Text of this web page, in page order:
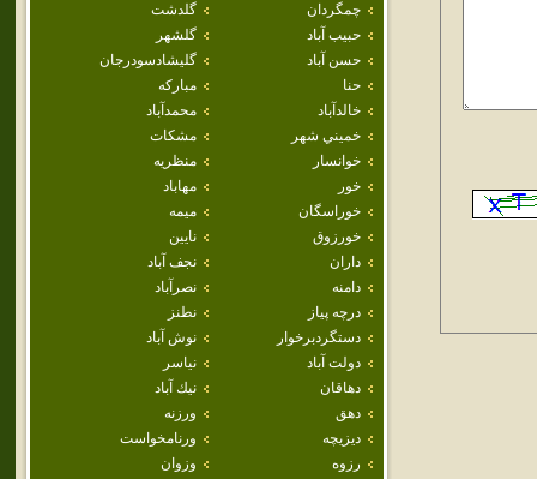
چمگردان
گلدشت
حبيب آباد
گلشهر
حسن آباد
گليشادسودرجان
حنا
مباركه
خالدآباد
محمدآباد
خميني شهر
مشكات
خوانسار
منظريه
خور
مهاباد
خوراسگان
ميمه
خورزوق
نايين
داران
نجف آباد
دامنه
نصرآباد
درچه پياز
نطنز
دستگردبرخوار
نوش آباد
دولت آباد
نياسر
دهاقان
نيك آباد
دهق
ورزنه
ديزيچه
ورنامخواست
رزوه
وزوان